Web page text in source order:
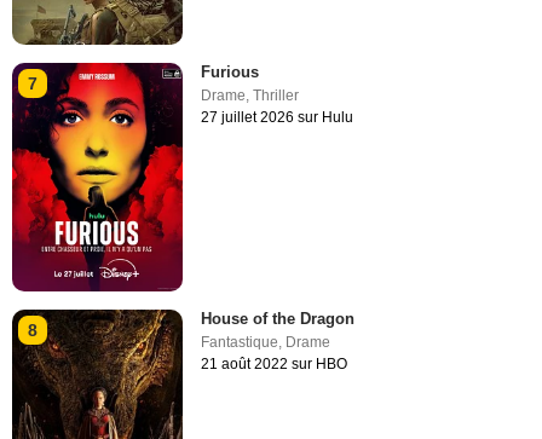
7
Furious
Drame,Thriller
27 juillet 2026 sur Hulu
8
House of the Dragon
Fantastique Drame
21 août 2022 sur HBO